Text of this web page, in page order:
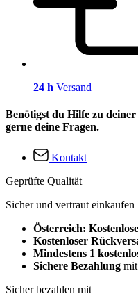
24 h Versand
Benötigst du Hilfe zu
gerne deine Fragen.
Kontakt
Geprüfte Qualität
Sicher und vertraut einkaufen
Österreich:
Kostenloser
Mindestens 1
Sichere Bezahlung
Sicher bezahlen mit